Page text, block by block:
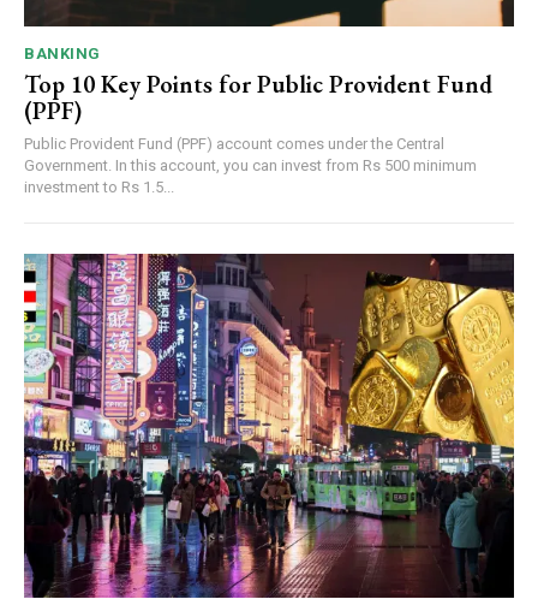
BANKING
Top 10 Key Points for Public Provident Fund
(PPF)
Public Provident Fund (PPF) account comes under the Central
Government. In this account, you can invest from Rs 500 minimum
investment to Rs 1.5...